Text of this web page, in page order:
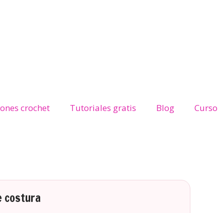
crochet Tutoriales gratis Blog
costura